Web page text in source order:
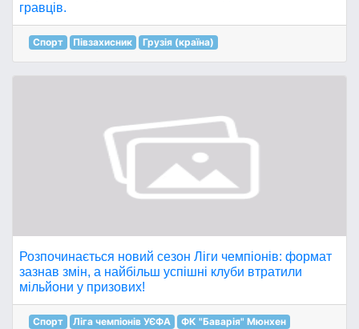
гравців.
Спорт Півзахисник Грузія (країна)
Розпочинається новий сезон Ліги чемпіонів: формат
зазнав змін, а найбільш успішні клуби втратили
мільйони у призових!
Спорт Ліга чемпіонів УЄФА ФК "Баварія" Мюнхен